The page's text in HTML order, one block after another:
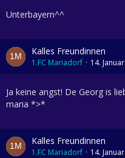
Unterbayern^^
Kalles Freundinnen
1.FC Mariadorf 14.
Ja keine angst! De Georg is
maria *>*
Kalles Freundinnen
1.FC Mariadorf 14.